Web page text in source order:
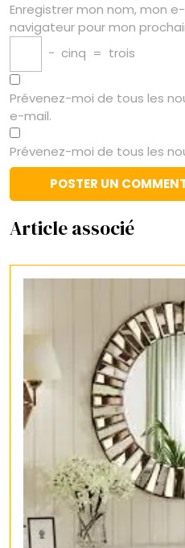
Enregistrer mon nom, mon
navigateur pour mon
− cinq = trois
Prévenez-moi de tous les
e-mail.
Prévenez-moi de tous les
Article associé